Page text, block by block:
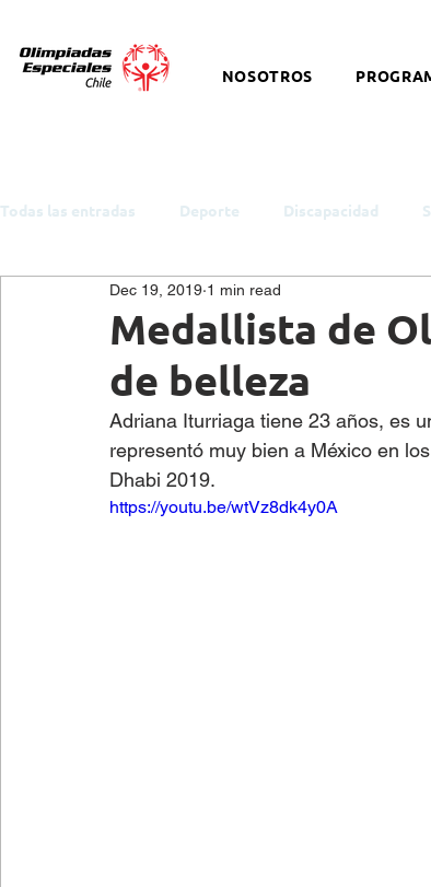
NOSOTROS
Todas las entradas Deporte Discapacidad
ODS y Política Pública Empleo
Snowboard Equitación
Salud Mental eSports
Medallista de
de belleza
Dec 19, 2019 1 min read
Adriana Iturriaga tiene 23 años, es
representó muy bien a México en
Dhabi 2019.
https://youtu.be/wtVz8dk4y0A